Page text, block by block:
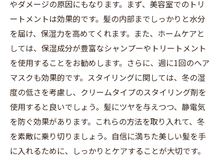
やダメージの原因にもなります。まず、美容室でのトリ
ートメントは効果的です。髪の内部までしっかりと水分
を届け、保湿力を高めてくれます。また、ホームケアと
しては、保湿成分が豊富なシャンプーやトリートメント
を使用することをお勧めします。さらに、週に1回のヘア
マスクも効果的です。スタイリングに関しては、冬の湿
度の低さを考慮し、クリームタイプのスタイリング剤を
使用すると良いでしょう。髪にツヤを与えつつ、静電気
を防ぐ効果があります。これらの方法を取り入れて、冬
を素敵に乗り切りましょう。自信に満ちた美しい髪を手
に入れるために、しっかりとケアすることが大切です。